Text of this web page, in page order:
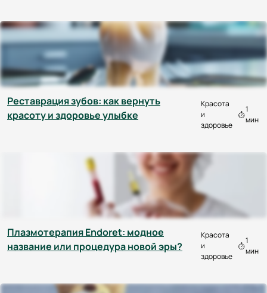
Реставрация зубов: как вернуть
красоту и здоровье улыбке
Красота
и
здоровье
1
мин
Плазмотерапия Endoret: модное
название или процедура новой эры?
Красота
и
здоровье
1
мин